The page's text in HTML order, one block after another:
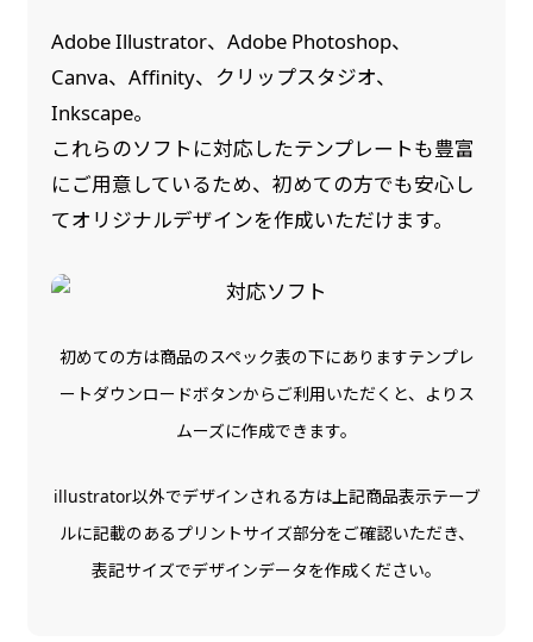
Adobe Illustrator、Adobe Photoshop、
Canva、Affinity、クリップスタジオ、
Inkscape。
これらのソフトに対応したテンプレートも豊富
にご用意しているため、初めての方でも安心し
てオリジナルデザインを作成いただけます。
初めての方は商品のスペック表の下にありますテンプレ
ートダウンロードボタンからご利用いただくと、よりス
ムーズに作成できます。
illustrator以外でデザインされる方は上記商品表示テーブ
ルに記載のあるプリントサイズ部分をご確認いただき、
表記サイズでデザインデータを作成ください。
防炎加工（納期+1営業日）［ +540円 ］
のぼり旗の防炎加工は、消防法で定められてい
る場所でのぼり旗を使用する際に推奨されてい
ます。防炎加工によってのぼり旗が炎に触れても
燃えにくくなります。（燃えるというより溶け
お急ぎ［ +330円 ］
お急ぎは翌営業日発送（基本12時締め切り)枚数
によって対応できない場合、ギリギリでも対応